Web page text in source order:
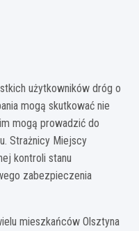
użytkowników dróg o
mogą skutkować nie
mogą prowadzić do
Strażnicy Miejscy
kontroli stanu
zabezpieczenia
mieszkańców Olsztyna